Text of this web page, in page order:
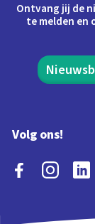
Ontvang jij de
te melden en
Volg ons!